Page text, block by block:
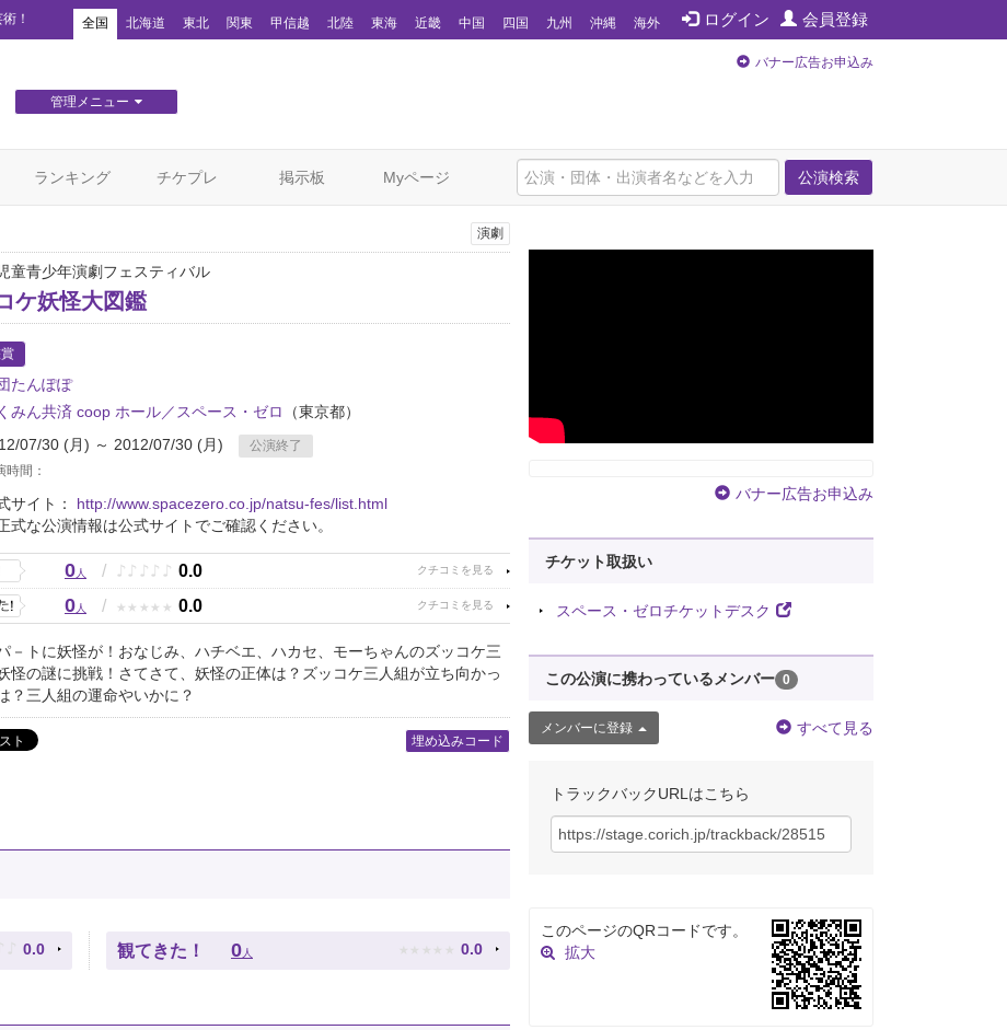
！ ログイン 会員登録
全国 北海道 東北 関東 甲信越 北陸 東海 近畿 中国 四国 九州 沖縄 海外
管理メニュー
バナー広告お申込み
公演検索
ランキング チケプレ 掲示板 Myページ
演劇
童青少年演劇フェスティバル
ケ妖怪大図鑑
たんぽぽ
みん共済 coop ホール／スペース・ゼロ
（東京都）
07/30 (月) ～ 2012/07/30 (月)
公演終了
時間：
サイト： http://www.spacezero.co.jp/natsu-fes/list.html
式な公演情報は公式サイトでご確認ください。
0人 / ♪ ♪ ♪ ♪ ♪ 0.0
0人 / ★ ★ ★ ★ ★ 0.0
－トに妖怪が！おなじみ、ハチベエ、ハカセ、モーちゃんのズッコケ三
怪の謎に挑戦！さてさて、妖怪の正体は？ズッコケ三人組が立ち向かっ
？三人組の運命やいかに？
埋め込みコード
♪ 0.0 観てきた！ 0 人 ★ ★ ★ ★ ★ 0.0
バナー広告お申込み
チケット取扱い
スペース・ゼロチケットデスク
この公演に携わっているメンバー 0
メンバーに登録 すべて見る
トラックバックURLはこちら
このページのQRコードです。
拡大